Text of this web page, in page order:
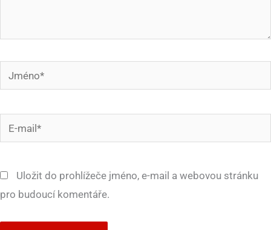
Jméno*
mail*
Uložit do prohlížeče jméno, e-mail a webovou stránku
pro budoucí komentáře.